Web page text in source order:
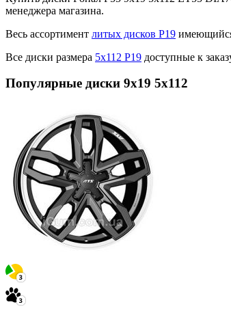
менеджера магазина.
Весь ассортимент литых дисков Р19
Все диски размера 5х112 Р19 доступные к
Популярные диски 9x19 5x112